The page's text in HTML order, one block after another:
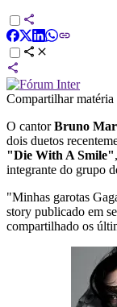
Compartilhar matéria
O cantorBruno
dois duetos
"Die With A Smile"
integrante do grupo
"Minhas garotas
story publicado em
compartilhado os